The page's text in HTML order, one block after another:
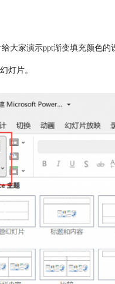
大家演示ppt渐变填充颜色的
灯片。